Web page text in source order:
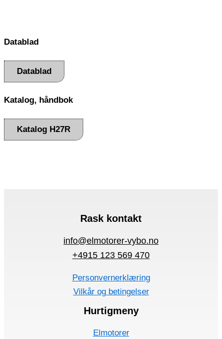
Datablad
Datablad
Katalog, håndbok
Katalog H27R
Rask kontakt
info@elmotorer-vybo.no
+4915 123 569 470
Personvernerklæring
Vilkår og betingelser
Hurtigmeny
Elmotorer